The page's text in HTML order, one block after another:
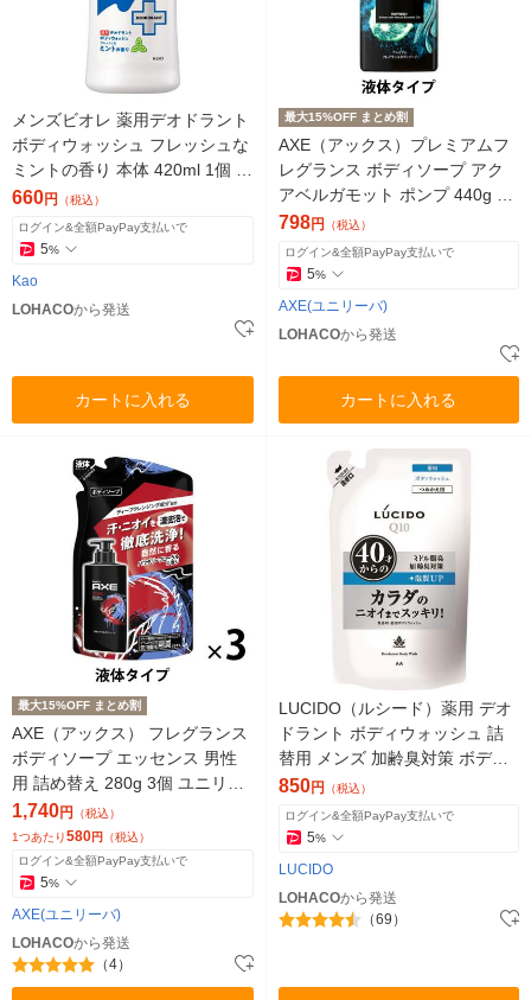
メンズビオレ 薬用デオドラント
ボディウォッシュ フレッシュな
ミントの香り 本体 420ml 1個 花
王
660円 （税込）
ログイン&全額PayPay支払いで
5%
Kao
LOHACOから発送
カートに入れる
最大15%OFF まとめ割
AXE（アックス）プレミアムフ
レグランス ボディソープ アク
アベルガモット ポンプ 440g ユ
ニリーバ 液体タイプ
798円 （税込）
ログイン&全額PayPay支払いで
5%
AXE(ユニリーバ)
LOHACOから発送
カートに入れる
最大15%OFF まとめ割
AXE（アックス） フレグランス
ボディソープ エッセンス 男性
用 詰め替え 280g 3個 ユニリー
バ 【液体タイプ】
1,740円 （税込）
1つあたり580円 （税込）
ログイン&全額PayPay支払いで
5%
AXE(ユニリーバ)
LOHACOから発送
（4）
LUCIDO（ルシード）薬用 デオ
ドラント ボディウォッシュ 詰
替用 メンズ 加齢臭対策 ボディ
ソープ 380ml マンダム（医薬部
外品）
850円 （税込）
ログイン&全額PayPay支払いで
5%
LUCIDO
LOHACOから発送
（69）